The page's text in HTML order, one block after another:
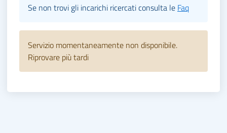
Se non trovi gli incarichi ricercati consulta le Faq
Servizio momentaneamente non disponibile.
Riprovare più tardi